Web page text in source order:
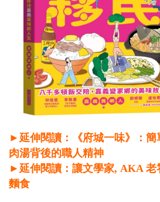
►延伸閱讀：《府城一味》：簡
肉湯背後的職人精神
►延伸閱讀：讓文學家, AKA 老
麵食